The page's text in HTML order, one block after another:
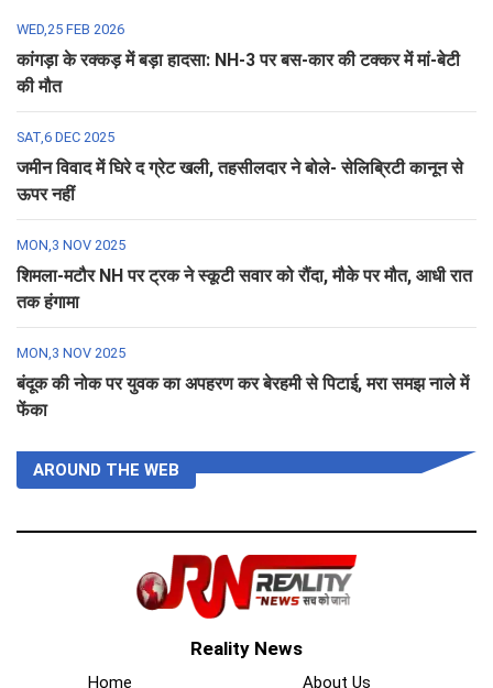
WED,25 FEB 2026
कांगड़ा के रक्कड़ में बड़ा हादसा: NH-3 पर बस-कार की टक्कर में मां-बेटी
की मौत
SAT,6 DEC 2025
जमीन विवाद में घिरे द ग्रेट खली, तहसीलदार ने बोले- सेलिब्रिटी कानून से
ऊपर नहीं
MON,3 NOV 2025
शिमला-मटौर NH पर ट्रक ने स्कूटी सवार को रौंदा, मौके पर मौत, आधी रात
तक हंगामा
MON,3 NOV 2025
बंदूक की नोक पर युवक का अपहरण कर बेरहमी से पिटाई, मरा समझ नाले में
फेंका
AROUND THE WEB
Reality News
Home About Us